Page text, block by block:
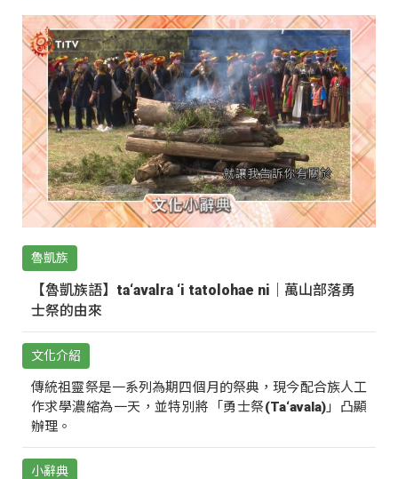
魯凱族
【魯凱族語】ta‘avalra ‘i tatolohae ni｜萬山部落勇
士祭的由來
文化介紹
傳統祖靈祭是一系列為期四個月的祭典，現今配合族人工
作求學濃縮為一天，並特別將「勇士祭(Ta‘avala)」凸顯
辦理。
小辭典